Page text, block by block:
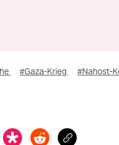
#Gaza-Krieg #Nahost-